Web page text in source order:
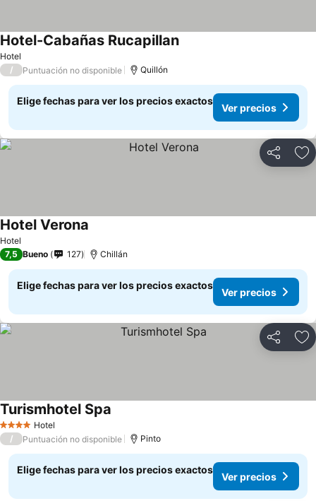
Hotel
Hotel-Cabañas Rucapillan
/ Puntuación no disponible Quillón
Elige fechas para ver los precios exactos
Ver precios
Compartir
Hotel
Hotel Verona
7,5 Bueno 127 Chillán
Elige fechas para ver los precios exactos
Ver precios
Compartir
4 EstrellasHotel
Turismhotel Spa
/ Puntuación no disponible Pinto
Elige fechas para ver los precios exactos
Ver precios